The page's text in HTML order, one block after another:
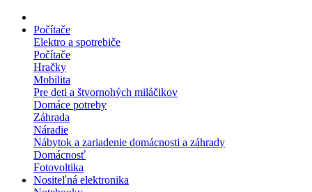
Počítače
Elektro a spotrebiče
Počítače
Hračky
Mobilita
Pre deti a štvornohých miláčikov
Domáce potreby
Záhrada
Náradie
Nábytok a zariadenie domácnosti a záhrady
Domácnosť
Fotovoltika
Nositeľná elektronika